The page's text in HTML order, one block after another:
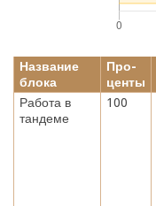
Название
блока
Про-
центы
Работа в
тандеме
100